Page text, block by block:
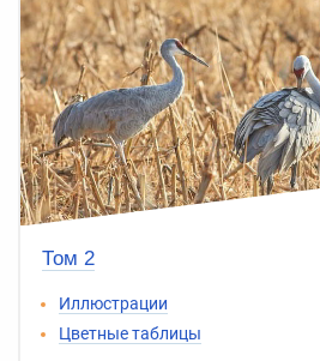
Том 2
Иллюстрации
Цветные таблицы